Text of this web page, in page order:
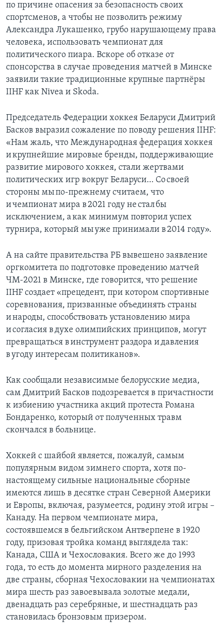
по причине опасения за безопасность своих
спортсменов, а чтобы не позволить режиму
Александра Лукашенко, грубо нарушающему права
человека, использовать чемпионат для
политического пиара. Вскоре об отказе от
спонсорства в случае проведения матчей в Минске
заявили такие традиционные крупные партнёры
IIHF как Nivea и Skoda.
Председатель Федерации хоккея Беларуси Дмитрий
Басков выразил сожаление по поводу решения IIHF:
«Нам жаль, что Международная федерация хоккея
и крупнейшие мировые бренды, поддерживающие
развитие мирового хоккея, стали жертвами
политических игр вокруг Беларуси… Со своей
стороны мы по-прежнему считаем, что
и чемпионат мира в 2021 году не стал бы
исключением, а как минимум повторил успех
турнира, который мы уже принимали в 2014 году».
А на сайте правительства РБ вывешено заявление
оргкомитета по подготовке проведению матчей
ЧМ-2021 в Минске, где говорится, что решение
IIHF создает «прецедент, при котором спортивные
соревнования, призванные объединять страны
и народы, способствовать установлению мира
и согласия в духе олимпийских принципов, могут
превращаться в инструмент раздора и давления
в угоду интересам политиканов».
Как сообщали независимые белорусские медиа,
сам Дмитрий Басков подозревается в причастности
к избиению участника акций протеста Романа
Бондаренко, который от полученных травм
скончался в больнице.
Хоккей с шайбой является, пожалуй, самым
популярным видом зимнего спорта, хотя по-
настоящему сильные национальные сборные
имеются лишь в десятке стран Северной Америки
и Европы, включая, разумеется, родину этой игры –
Канаду. На первом чемпионате мира,
состоявшемся в бельгийском Антверпене в 1920
году, призовая тройка команд выглядела так:
Канада, США и Чехословакия. Всего же до 1993
года, то есть до момента мирного разделения на
две страны, сборная Чехословакии на чемпионатах
мира шесть раз завоевывала золотые медали,
двенадцать раз серебряные, и шестнадцать раз
становилась бронзовым призером.